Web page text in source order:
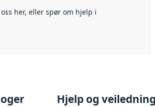
her, eller spør om hjelp i
Hjelp og